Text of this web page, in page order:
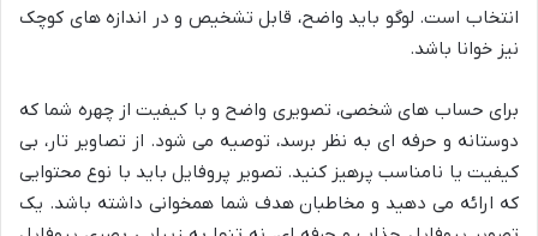
انتخاب است. لوگو باید واضح، قابل تشخیص و در اندازه های کوچک
نیز خوانا باشد.
برای حساب های شخصی، تصویری واضح و با کیفیت از چهره شما که
دوستانه و حرفه ای به نظر برسد، توصیه می شود. از تصاویر تار، بی
کیفیت یا نامناسب پرهیز کنید. تصویر پروفایل باید با نوع محتوایی
که ارائه می دهید و مخاطبان هدف شما همخوانی داشته باشد. یک